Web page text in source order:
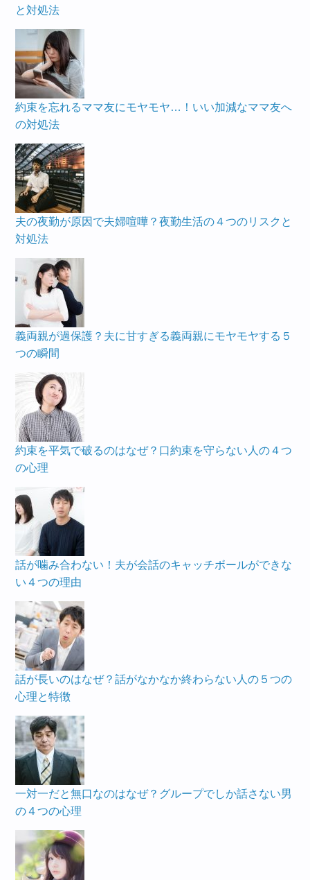
と対処法
約束を忘れるママ友にモヤモヤ…！いい加減なママ友へ
の対処法
夫の夜勤が原因で夫婦喧嘩？夜勤生活の４つのリスクと
対処法
義両親が過保護？夫に甘すぎる義両親にモヤモヤする５
つの瞬間
約束を平気で破るのはなぜ？口約束を守らない人の４つ
の心理
話が噛み合わない！夫が会話のキャッチボールができな
い４つの理由
話が長いのはなぜ？話がなかなか終わらない人の５つの
心理と特徴
一対一だと無口なのはなぜ？グループでしか話さない男
の４つの心理